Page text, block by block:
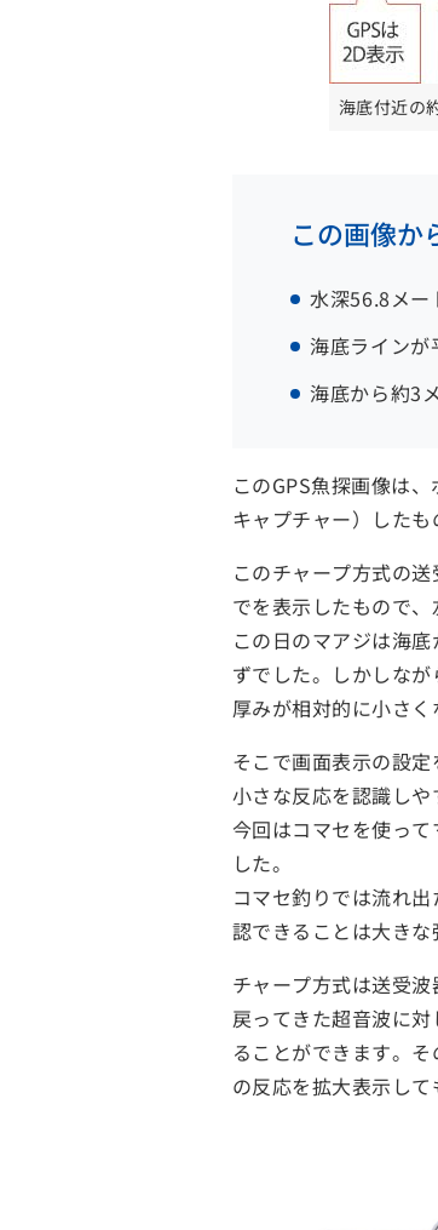
海底付近の
この画像か
水深56.8メー
海底ラインが
海底から約3
このGPS魚探画像は
キャプチャー）したも
このチャープ方式の
でを表示したもので
この日のマアジは海
ずでした。しかしな
厚みが相対的に小さく
そこで画面表示の設
小さな反応を認識しや
今回はコマセを使っ
した。
コマセ釣りでは流れ
認できることは大きな
チャープ方式は送受
戻ってきた超音波に
ることができます。
の反応を拡大表示し